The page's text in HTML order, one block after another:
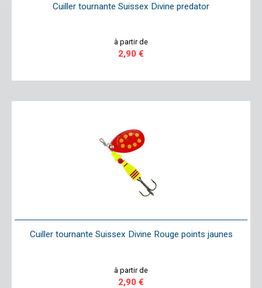
Cuiller tournante Suissex Divine predator
à partir de
2,90 €
Cuiller tournante Suissex Divine Rouge points jaunes
à partir de
2,90 €